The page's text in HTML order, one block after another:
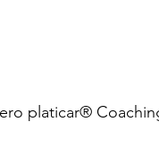
platicar®